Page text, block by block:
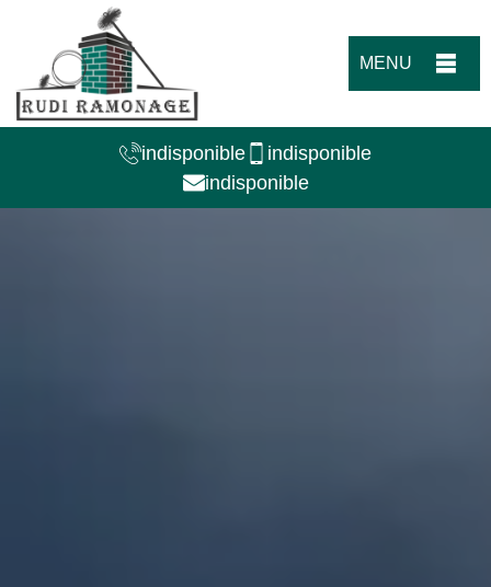
MENU
indisponible
indisponible
indisponible